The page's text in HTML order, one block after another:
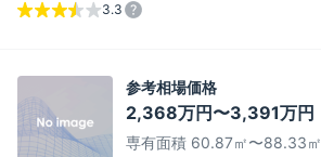
3.3
参考相場価格
2,368万円〜3,391万円
専有面積 60.87㎡〜88.33㎡